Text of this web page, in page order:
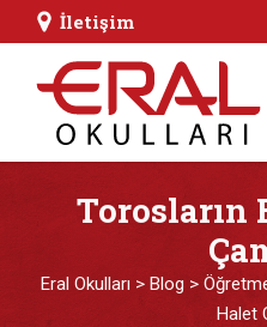
İletişim
Torosların
Eral Okulları > Blog >
Halet